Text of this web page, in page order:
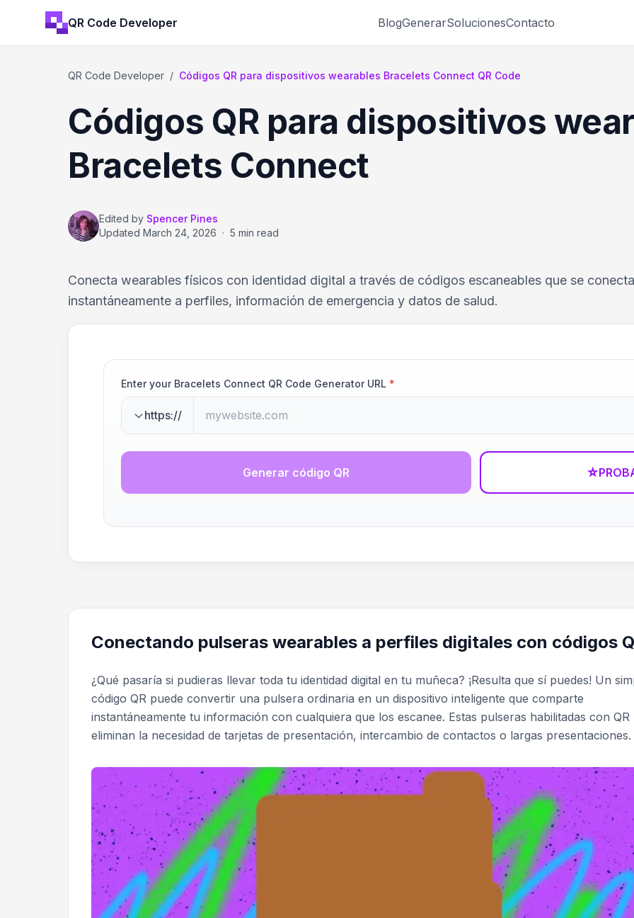
QR Code Developer BlogGenerarSolucionesContacto
QR Code Developer / Códigos QR para dispositivos wearables Bracelets Connect QR Code
Códigos QR para dispositivos
Bracelets Connect
Edited by Spencer Pines
Updated March 24, 2026 · 5 min read
Conecta wearables físicos con identidad digital a través de códigos escaneables que se
instantáneamente a perfiles, información de emergencia y datos de salud.
Enter your Bracelets Connect QR Code Generator URL *
https://
Generar código QR ☆
Conectando pulseras wearables a perfiles digitales con códigos
¿Qué pasaría si pudieras llevar toda tu identidad digital en tu muñeca? ¡Resulta que sí puedes! Un
código QR puede convertir una pulsera ordinaria en un dispositivo inteligente que comparte
instantáneamente tu información con cualquiera que los escanee. Estas pulseras habilitadas con QR
eliminan la necesidad de tarjetas de presentación, intercambio de contactos o largas presentaciones.